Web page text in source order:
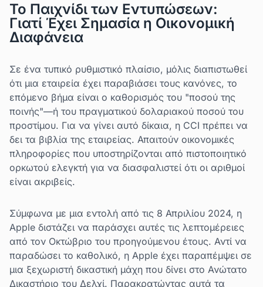
Το Παιχνίδι των Εντυπώσεων:
Γιατί Έχει Σημασία η Οικονομική
Διαφάνεια
Σε ένα τυπικό ρυθμιστικό πλαίσιο, μόλις διαπιστωθεί
ότι μια εταιρεία έχει παραβιάσει τους κανόνες, το
επόμενο βήμα είναι ο καθορισμός του "ποσού της
ποινής"—ή του πραγματικού δολαριακού ποσού του
προστίμου. Για να γίνει αυτό δίκαια, η CCI πρέπει να
δει τα βιβλία της εταιρείας. Απαιτούν οικονομικές
πληροφορίες που υποστηρίζονται από πιστοποιητικό
ορκωτού ελεγκτή για να διασφαλιστεί ότι οι αριθμοί
είναι ακριβείς.
Σύμφωνα με μια εντολή από τις 8 Απριλίου 2024, η
Apple διστάζει να παράσχει αυτές τις λεπτομέρειες
από τον Οκτώβριο του προηγούμενου έτους. Αντί να
παραδώσει το καθολικό, η Apple έχει παραπέμψει σε
μια ξεχωριστή δικαστική μάχη που δίνει στο Ανώτατο
Δικαστήριο του Δελχί. Παρακρατώντας αυτά τα